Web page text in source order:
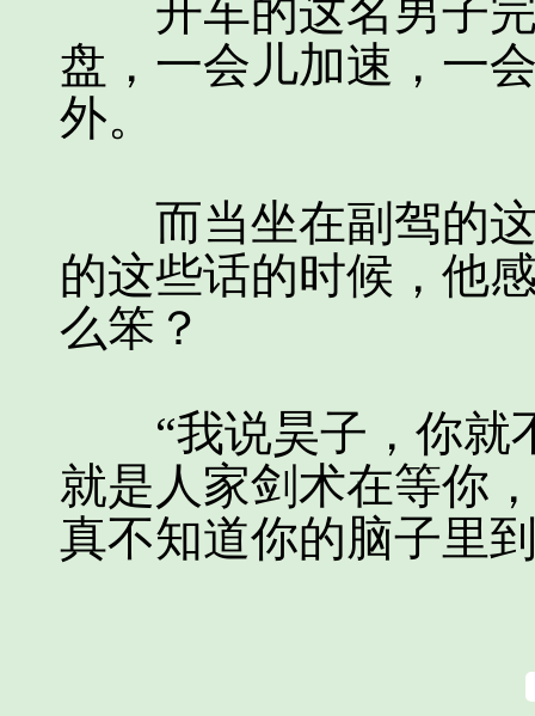
开车的这名男子完
盘，一会儿加速，一
外。
而当坐在副驾的这
的这些话的时候，他
么笨？
“我说昊子，你就
就是人家剑术在等你
真不知道你的脑子里